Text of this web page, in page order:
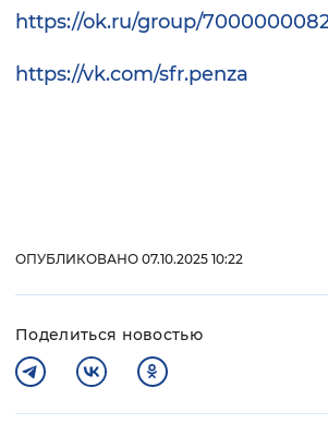
https://ok.ru/group/
https://vk.com/sfr.penza
ОПУБЛИКОВАНО 07.10.2025 10:22
Поделиться новостью